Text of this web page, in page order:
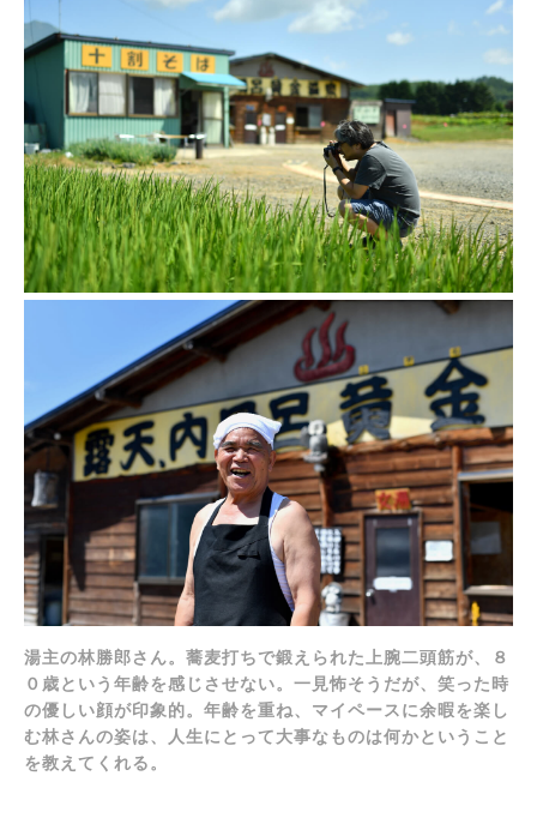
湯主の林勝郎さん。蕎麦打ちで鍛えられた上腕二頭筋が、８
０歳という年齢を感じさせない。一見怖そうだが、笑った時
の優しい顔が印象的。年齢を重ね、マイペースに余暇を楽し
む林さんの姿は、人生にとって大事なものは何かということ
を教えてくれる。